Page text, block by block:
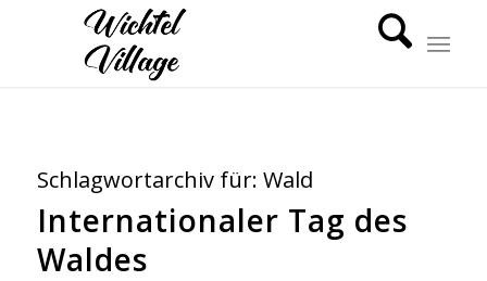
Schlagwortarchiv für: Wald
Internationaler Tag des
Waldes